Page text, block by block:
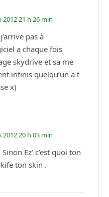
2012 21 h 26 min
pas à
a chaque fois
skydrive et sa me
infinis quelqu’un a t
x)
2012 20 h 03 min
Ez’ c’est quoi ton
ton skin .